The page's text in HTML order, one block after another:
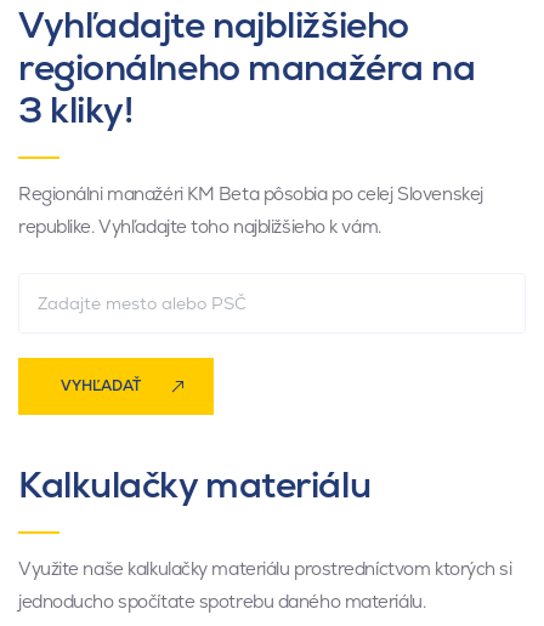
Vyhľadajte najbližšieho
regionálneho manažéra na
3 kliky!
Regionálni manažéri KM Beta pôsobia po celej Slovenskej
republike. Vyhľadajte toho najbližšieho k vám.
VYHĽADAŤ
Kalkulačky materiálu
Využite naše kalkulačky materiálu prostredníctvom ktorých si
jednoducho spočítate spotrebu daného materiálu.